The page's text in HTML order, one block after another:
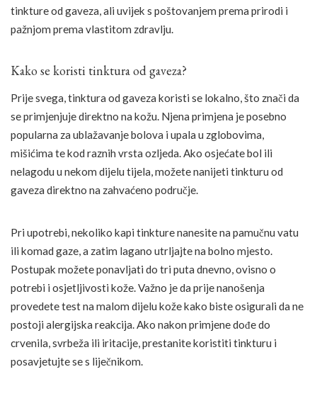
tinkture od gaveza, ali uvijek s poštovanjem prema prirodi i
pažnjom prema vlastitom zdravlju.
Kako se koristi tinktura od gaveza?
Prije svega, tinktura od gaveza koristi se lokalno, što znači da
se primjenjuje direktno na kožu. Njena primjena je posebno
popularna za ublažavanje bolova i upala u zglobovima,
mišićima te kod raznih vrsta ozljeda. Ako osjećate bol ili
nelagodu u nekom dijelu tijela, možete nanijeti tinkturu od
gaveza direktno na zahvaćeno područje.
Pri upotrebi, nekoliko kapi tinkture nanesite na pamučnu vatu
ili komad gaze, a zatim lagano utrljajte na bolno mjesto.
Postupak možete ponavljati do tri puta dnevno, ovisno o
potrebi i osjetljivosti kože. Važno je da prije nanošenja
provedete test na malom dijelu kože kako biste osigurali da ne
postoji alergijska reakcija. Ako nakon primjene dođe do
crvenila, svrbeža ili iritacije, prestanite koristiti tinkturu i
posavjetujte se s liječnikom.